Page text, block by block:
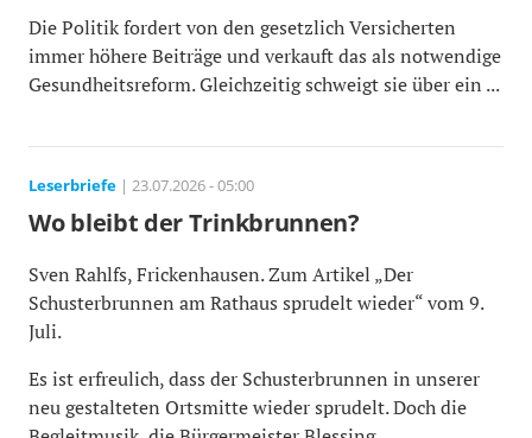
Die Politik fordert von den gesetzlich Versicherten
immer höhere Beiträge und verkauft das als notwendige
Gesundheitsreform. Gleichzeitig schweigt sie über ein ...
Leserbriefe | 23.07.2026 - 05:00
Wo bleibt der Trinkbrunnen?
Sven Rahlfs, Frickenhausen. Zum Artikel „Der
Schusterbrunnen am Rathaus sprudelt wieder“ vom 9.
Juli.
Es ist erfreulich, dass der Schusterbrunnen in unserer
neu gestalteten Ortsmitte wieder sprudelt. Doch die